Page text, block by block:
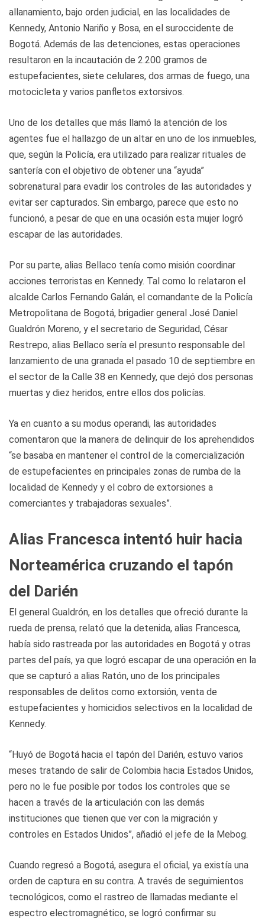
allanamiento, bajo orden judicial, en las localidades de
Kennedy, Antonio Nariño y Bosa, en el suroccidente de
Bogotá. Además de las detenciones, estas operaciones
resultaron en la incautación de 2.200 gramos de
estupefacientes, siete celulares, dos armas de fuego, una
motocicleta y varios panfletos extorsivos.
Uno de los detalles que más llamó la atención de los
agentes fue el hallazgo de un altar en uno de los inmuebles,
que, según la Policía, era utilizado para realizar rituales de
santería con el objetivo de obtener una “ayuda”
sobrenatural para evadir los controles de las autoridades y
evitar ser capturados. Sin embargo, parece que esto no
funcionó, a pesar de que en una ocasión esta mujer logró
escapar de las autoridades.
Por su parte, alias Bellaco tenía como misión coordinar
acciones terroristas en Kennedy. Tal como lo relataron el
alcalde Carlos Fernando Galán, el comandante de la Policía
Metropolitana de Bogotá, brigadier general José Daniel
Gualdrón Moreno, y el secretario de Seguridad, César
Restrepo, alias Bellaco sería el presunto responsable del
lanzamiento de una granada el pasado 10 de septiembre en
el sector de la Calle 38 en Kennedy, que dejó dos personas
muertas y diez heridos, entre ellos dos policías.
Ya en cuanto a su modus operandi, las autoridades
comentaron que la manera de delinquir de los aprehendidos
“se basaba en mantener el control de la comercialización
de estupefacientes en principales zonas de rumba de la
localidad de Kennedy y el cobro de extorsiones a
comerciantes y trabajadoras sexuales”.
Alias Francesca intentó huir hacia
Norteamérica cruzando el tapón
del Darién
El general Gualdrón, en los detalles que ofreció durante la
rueda de prensa, relató que la detenida, alias Francesca,
había sido rastreada por las autoridades en Bogotá y otras
partes del país, ya que logró escapar de una operación en la
que se capturó a alias Ratón, uno de los principales
responsables de delitos como extorsión, venta de
estupefacientes y homicidios selectivos en la localidad de
Kennedy.
“Huyó de Bogotá hacia el tapón del Darién, estuvo varios
meses tratando de salir de Colombia hacia Estados Unidos,
pero no le fue posible por todos los controles que se
hacen a través de la articulación con las demás
instituciones que tienen que ver con la migración y
controles en Estados Unidos”, añadió el jefe de la Mebog.
Cuando regresó a Bogotá, asegura el oficial, ya existía una
orden de captura en su contra. A través de seguimientos
tecnológicos, como el rastreo de llamadas mediante el
espectro electromagnético, se logró confirmar su